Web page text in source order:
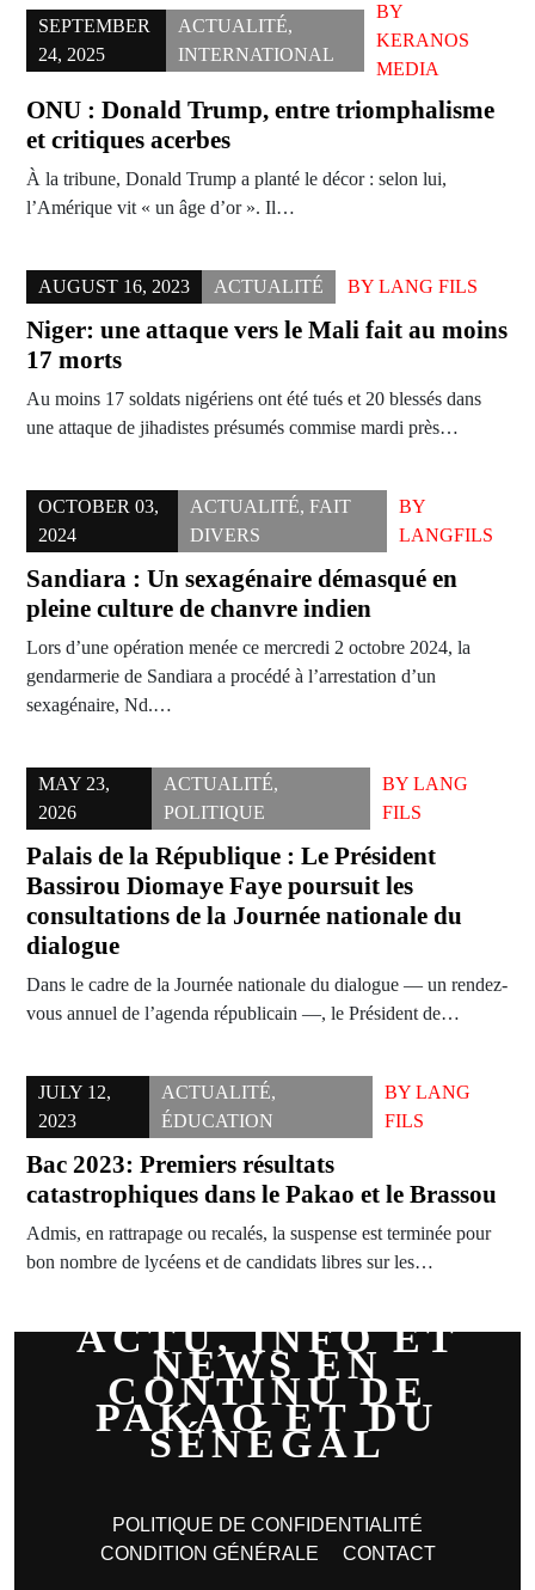
SEPTEMBER
24, 2025
ACTUALITÉ,
INTERNATIONAL
BY
KERANOS
MEDIA
ONU : Donald Trump, entre triomphalisme
et critiques acerbes
À la tribune, Donald Trump a planté le décor : selon lui,
l’Amérique vit « un âge d’or ». Il…
AUGUST 16, 2023 ACTUALITÉ BY LANG FILS
Niger: une attaque vers le Mali fait au moins
17 morts
Au moins 17 soldats nigériens ont été tués et 20 blessés dans
une attaque de jihadistes présumés commise mardi près…
OCTOBER 03,
2024
ACTUALITÉ,FAIT
DIVERS
BY
LANGFILS
Sandiara : Un sexagénaire démasqué en
pleine culture de chanvre indien
Lors d’une opération menée ce mercredi 2 octobre 2024, la
gendarmerie de Sandiara a procédé à l’arrestation d’un
sexagénaire, Nd.…
MAY 23,
2026
ACTUALITÉ,
POLITIQUE
BY LANG
FILS
Palais de la République : Le Président
Bassirou Diomaye Faye poursuit les
consultations de la Journée nationale du
dialogue
Dans le cadre de la Journée nationale du dialogue — un rendez-
vous annuel de l’agenda républicain —, le Président de…
JULY 12,
2023
ACTUALITÉ,
ÉDUCATION
BYLANG
FILS
Bac 2023: Premiers résultats
catastrophiques dans le Pakao et le Brassou
Admis, en rattrapage ou recalés, la suspense est terminée pour
bon nombre de lycéens et de candidats libres sur les…
ACTU, INFO ET
NEWS EN
CONTINU DE
PAKAO ET DU
SÉNÉGAL
POLITIQUE DE CONFIDENTIALITÉ
CONDITION GÉNÉRALE
CONTACT